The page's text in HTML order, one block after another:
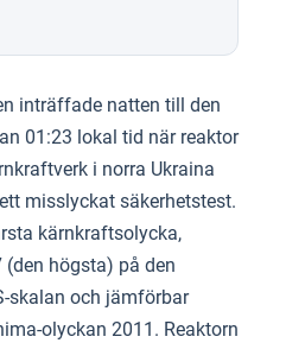
inträffade natten till den
01:23 lokal tid när reaktor
i norra Ukraina
misslyckat säkerhetstest.
kärnkraftsolycka,
högsta) på den
skalan och jämförbar
olyckan 2011. Reaktorn